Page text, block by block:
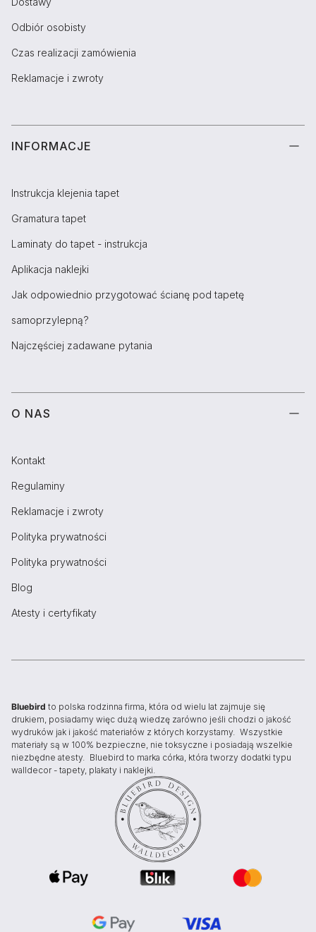
Odbiór osobisty
Czas realizacji zamówienia
Reklamacje i zwroty
INFORMACJE
Instrukcja klejenia tapet
Gramatura tapet
Laminaty do tapet - instrukcja
Aplikacja naklejki
Jak odpowiednio przygotować ścianę pod tapetę
samoprzylepną?
Najczęściej zadawane pytania
O NAS
Kontakt
Regulaminy
Reklamacje i zwroty
Polityka prywatności
Polityka prywatności
Blog
Atesty i certyfikaty
Bluebird to polska rodzinna firma, która od wielu lat zajmuje się
drukiem, posiadamy więc dużą wiedzę zarówno jeśli chodzi o jakość
wydruków jak i jakość materiałów z których korzystamy. Wszystkie
materiały są w 100% bezpieczne, nie toksyczne i posiadają wszelkie
niezbędne atesty. Bluebird to marka córka, która tworzy dodatki typu
walldecor - tapety, plakaty i naklejki.